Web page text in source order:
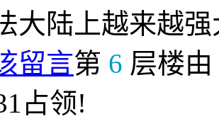
大陆上越来越强
留言第 6 层楼由
占领!